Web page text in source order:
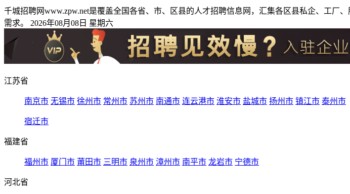
千城招聘网www.zpw.net是覆盖全国各省、市、区县的人才招聘信息网，汇集各区县私企、工
需求。 2026年08月08日 星期六
江苏省
南京市 无锡市 徐州市 常州市 苏州市 南通市 连云港市 淮安市 盐城市 扬州市 镇江市 泰州市
宿迁市
福建省
福州市 厦门市 莆田市 三明市 泉州市 漳州市 南平市 龙岩市 宁德市
河北省